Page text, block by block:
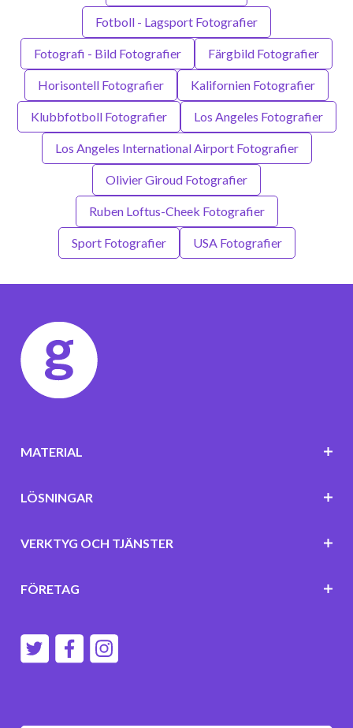
Fotboll - Lagsport Fotografier
Fotografi - Bild Fotografier Färgbild Fotografier
Horisontell Fotografier Kalifornien Fotografier
Klubbfotboll Fotografier Los Angeles Fotografier
Los Angeles International Airport Fotografier
Olivier Giroud Fotografier
Ruben Loftus-Cheek Fotografier
Sport Fotografier USA Fotografier
MATERIAL
LÖSNINGAR
VERKTYG OCH TJÄNSTER
FÖRETAG